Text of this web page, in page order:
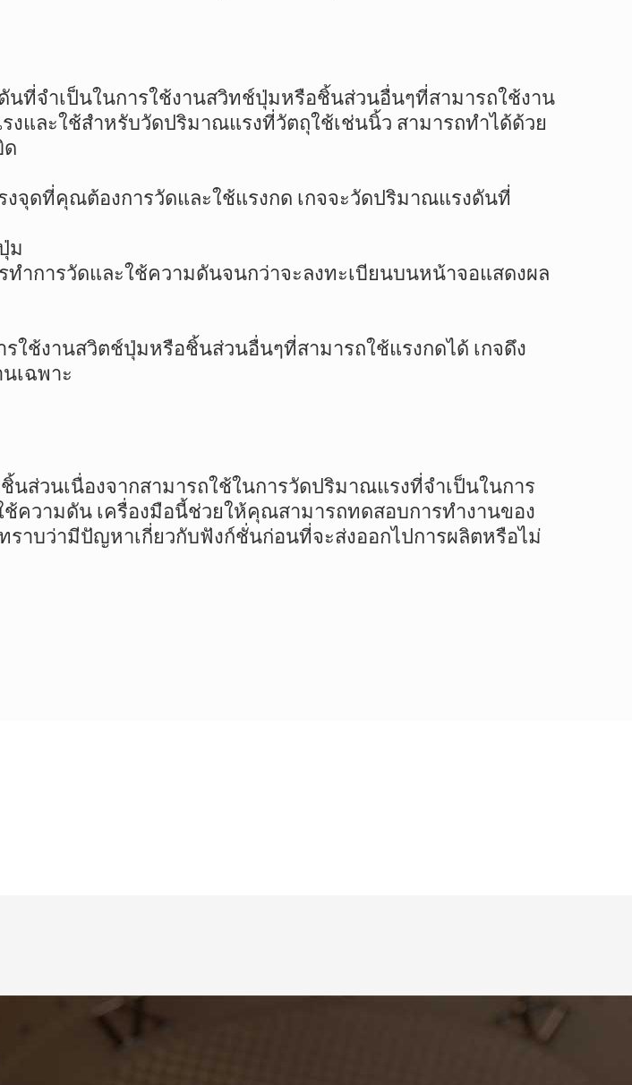
ที่จำเป็นในการใช้งานสวิทช์ปุ่มหรือชิ้นส่วนอื่นๆที่สามารถใช้งาน
งและใช้สำหรับวัดปริมาณแรงที่วัตถุใช้เช่นนิ้ว สามารถทำได้ด้วย
ด
จุดที่คุณต้องการวัดและใช้แรงกด เกจจะวัดปริมาณแรงดันที่
ม
การวัดและใช้ความดันจนกว่าจะลงทะเบียนบนหน้าจอแสดงผล
ใช้งานสวิตช์ปุ่มหรือชิ้นส่วนอื่นๆที่สามารถใช้แรงกดได้ เกจดึง
เฉพาะ
นส่วนเนื่องจากสามารถใช้ในการวัดปริมาณแรงที่จำเป็นในการ
ความดัน เครื่องมือนี้ช่วยให้คุณสามารถทดสอบการทำงานของ
บว่ามีปัญหาเกี่ยวกับฟังก์ชั่นก่อนที่จะส่งออกไปการผลิตหรือไม่